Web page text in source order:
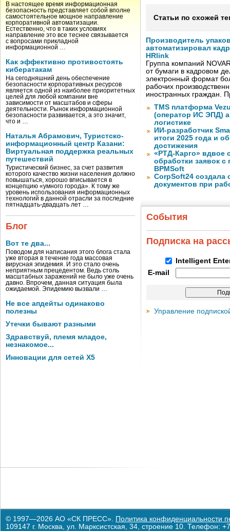
В настоящее время информационная
безопасность представляет собой вполне
самостоятельное мощное направление
корпоративной автоматизации.
Естественно, что в таких условиях
направление это все теснее связывается
с вопросами прикладной
информационной …
Как эффективно противостоять
кибератакам
На сегодняшний день обеспечение
безопасности корпоративных ресурсов
является одной из наиболее приоритетных
целей для любой компании вне
зависимости от масштабов и сферы
деятельности. Рынок информационной
безопасности развивается, а это значит,
что и …
Наталья Абрамович, Туристско-
информационный центр Казани:
Виртуальная поддержка реальных
путешествий
Туристический бизнес, за счет развития
которого качество жизни населения должно
повышаться, хорошо вписывается в
концепцию «умного города». К тому же
уровень использования информационных
технологий в данной отрасли за последние
пятнадцать-двадцать лет …
Блог
Вот те два...
Поводом для написания этого блога стала
уже вторая в течение года массовая
вирусная эпидемия. И это стало очень
неприятным прецедентом. Ведь столь
масштабных заражений не было уже очень
давно. Впрочем, данная ситуация была
ожидаемой. Эпидемию вызвали …
Не все апдейты одинаково
полезны
Утечки бывают разными
Здравствуй, племя младое,
незнакомое...
Инновации для сетей X5
Статьи по схожей
Производитель
автоматизировал
HRlink
Группа компаний
от бумаги в кадровом
электронный формат
рабочих
иностранных граждан.
TMS платформа
(оператор ИС ЭПД)
логистике
ИИ-разработчик
итоги 2025 года и
достижения
«РТД-Карго» вдвое
обработки заявок
BPMSoft
CorpSoft24 создала
документов при
События
Подписка на
Intelligent
E-mail
Управление
© 1997—2026 АО «СК ПРЕСС». Политика конфиденциальности
109147 г. Москва, ул. Марксистская, 34, строение 10. Телефон: